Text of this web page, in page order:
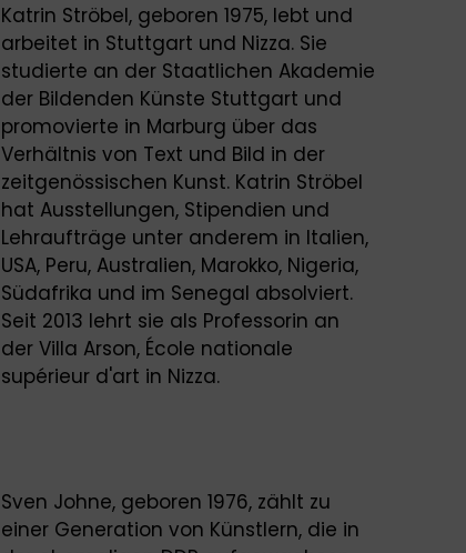
Katrin Ströbel, geboren 1975, lebt und
arbeitet in Stuttgart und Nizza. Sie
studierte an der Staatlichen Akademie
der Bildenden Künste Stuttgart und
promovierte in Marburg über das
Verhältnis von Text und Bild in der
zeitgenössischen Kunst. Katrin Ströbel
hat Ausstellungen, Stipendien und
Lehraufträge unter anderem in Italien,
USA, Peru, Australien, Marokko, Nigeria,
Südafrika und im Senegal absolviert.
Seit 2013 lehrt sie als Professorin an
der Villa Arson, École nationale
supérieur d'art in Nizza.
Sven Johne, geboren 1976, zählt zu
einer Generation von Künstlern, die in